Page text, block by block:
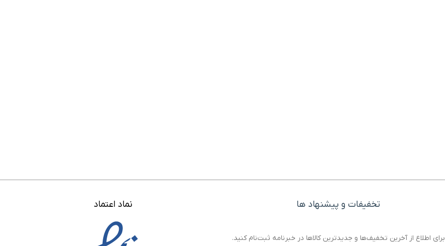
تخفیفات و پیشنهاد ها
برای اطلاع از آخرین تخفیف‌ها و جدیدترین کالاها در خبرنامه ثبت‌نام کنید.
نماد اعتماد